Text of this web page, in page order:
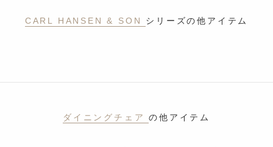
CARL HANSEN & SON シリーズの他アイテム
ダイニングチェアの他アイテム